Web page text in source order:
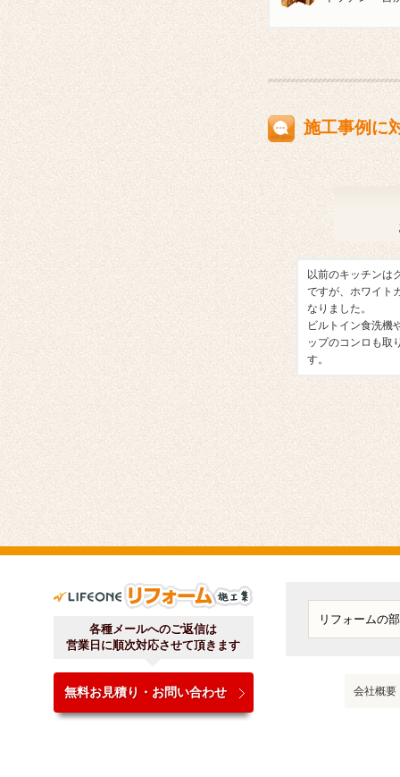
施工事例に
以前のキッチンは
ですが、ホワイト
なりました。
ビルトイン食洗機
ップのコンロも取
す。
各種メールへのご返信は
営業日に順次対応させて頂きます
無料お見積り・お問い合わせ 会社概要